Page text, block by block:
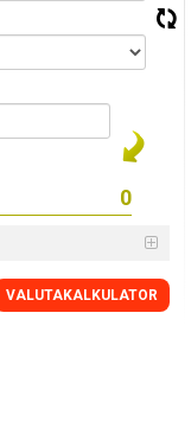
VALUTAKALKULATOR